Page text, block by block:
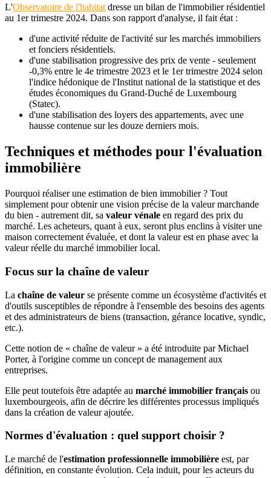
L'Observatoire de l'habitatdresse un bilan de l'immobilier résidentiel
au 1er trimestre 2024. Dans son rapport d'analyse, il fait état :
d'une activité réduite de l'activité sur les marchés immobiliers
et fonciers résidentiels.
d'une stabilisation progressive des prix de vente - seulement
-0,3% entre le 4e trimestre 2023 et le 1er trimestre 2024 selon
l'indice hédonique de l'Institut national de la statistique et des
études économiques du Grand-Duché de Luxembourg
(Statec).
d'une stabilisation des loyers des appartements, avec une
hausse contenue sur les douze derniers mois.
Techniques et méthodes pour l'évaluation
immobilière
Pourquoi réaliser une estimation de bien immobilier ? Tout
simplement pour obtenir une vision précise de la valeur marchande
du bien - autrement dit, sa valeur vénale en regard des prix du
marché. Les acheteurs, quant à eux, seront plus enclins à visiter une
maison correctement évaluée, et dont la valeur est en phase avec la
valeur réelle du marché immobilier local.
Focus sur la chaîne de valeur
La chaîne de valeur se présente comme un écosystème d'activités et
d'outils susceptibles de répondre à l'ensemble des besoins des agents
et des administrateurs de biens (transaction, gérance locative, syndic,
etc.).
Cette notion de « chaîne de valeur » a été introduite par Michael
Porter, à l'origine comme un concept de management aux
entreprises.
Elle peut toutefois être adaptée au marché immobilier français ou
luxembourgeois, afin de décrire les différentes processus impliqués
dans la création de valeur ajoutée.
Normes d'évaluation : quel support choisir ?
Le marché de l'estimation professionnelle immobilière est, par
définition, en constante évolution. Cela induit, pour les acteurs du